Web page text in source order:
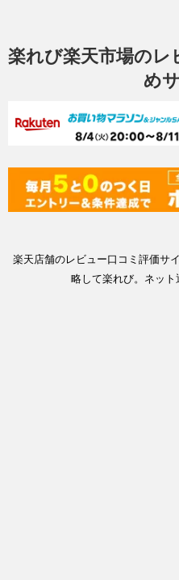
楽れび楽天市場のレ
め
楽天店舗のレビュー口コミ評価サ
略して楽れび。ネッ